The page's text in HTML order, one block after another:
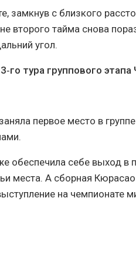
замкнув с близкого
второго тайма снова
угол.
тура группового этапа
первое место в
обеспечила себе выход в
места. А сборная
на чемпионате